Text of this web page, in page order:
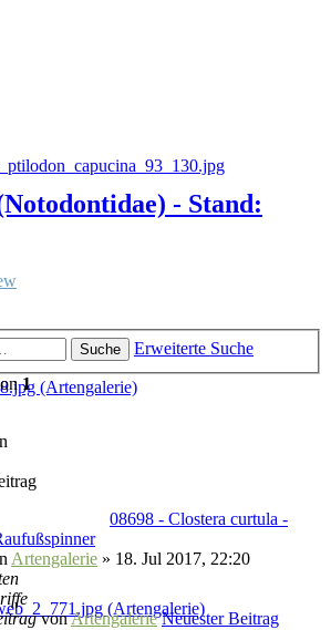
- Stand:
Suche
Erweiterte Suche
1
08698 - Clostera curtula -
Artengalerie » 18. Jul 2017, 22:20
vonArtengalerie Neuester Beitrag